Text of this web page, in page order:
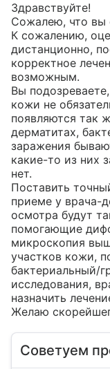
Здравствуйте!
Сожалею, что вы
К сожалению,
дистанционно,
корректное
возможным.
Вы
кожи не
появляются так
дерматитах,
заражения
какие-то из них
нет.
Поставить
приеме у врача-
осмотра будут
помогающие
микроскопия
участков кожи,
бактериальный/
исследования,
назначить
Желаю
Советуем